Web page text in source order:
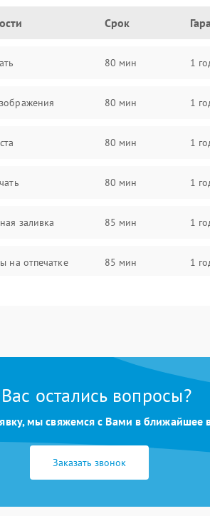
Срок
80 мин 1
80 мин 1
80 мин 1
80 мин 1
заливка 85 мин 1
на отпечатке 85 мин 1
остались вопросы?
мы свяжемся с Вами в ближайшее
Заказать звонок